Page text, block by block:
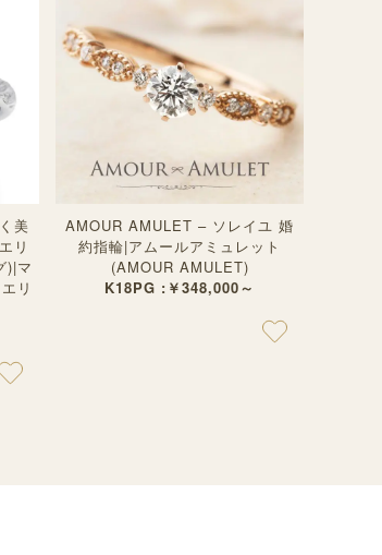
美
リ
)|マ
リ
AMOUR AMULET – ソレイユ 婚
約指輪|アムールアミュレット
(AMOUR AMULET)
K18PG :￥348,000～